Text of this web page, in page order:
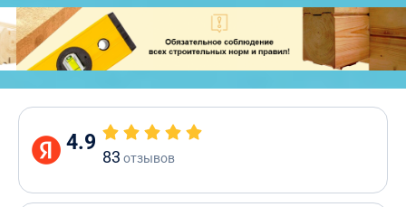
4.9
83 отзывов